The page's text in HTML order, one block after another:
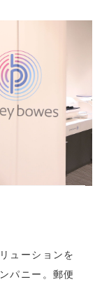
ューションを
パニー。郵便